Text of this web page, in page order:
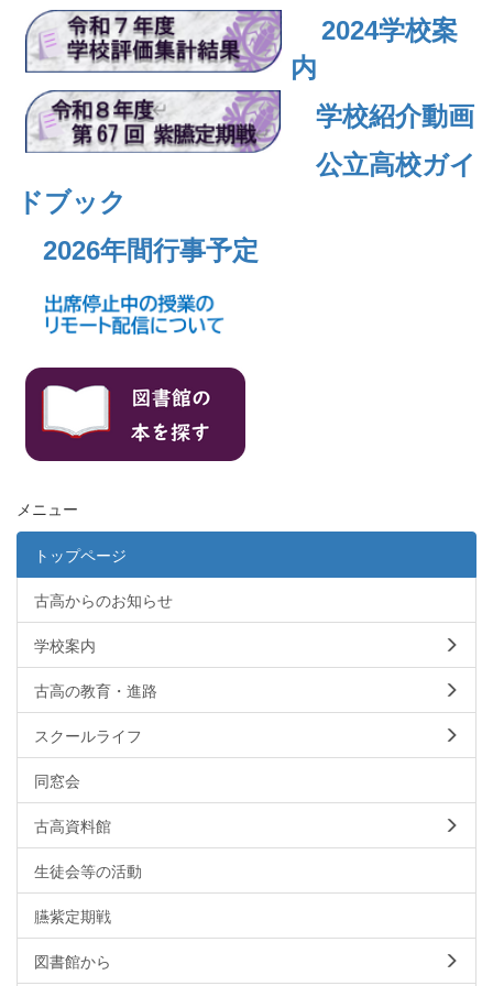
2024学校案
内
学校紹介動画
公立高校ガイ
ドブック
2026年間行事予定
メニュー
トップページ
古高からのお知らせ
学校案内
古高の教育・進路
スクールライフ
同窓会
古高資料館
生徒会等の活動
臙紫定期戦
図書館から